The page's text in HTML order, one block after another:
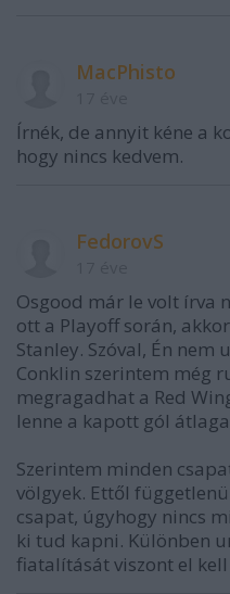
MacPhisto
Írnék, de annyit kéne a
hogy nincs kedvem.
FedorovS
Osgood már le volt írva
ott a Playoff során,
Stanley. Szóval, Én nem
Conklin szerintem még
megragadhat a Red
lenne a kapott gól
Szerintem minden
völgyek. Ettől
csapat, úgyhogy nincs
ki tud kapni. Különben
fiatalítását viszont el